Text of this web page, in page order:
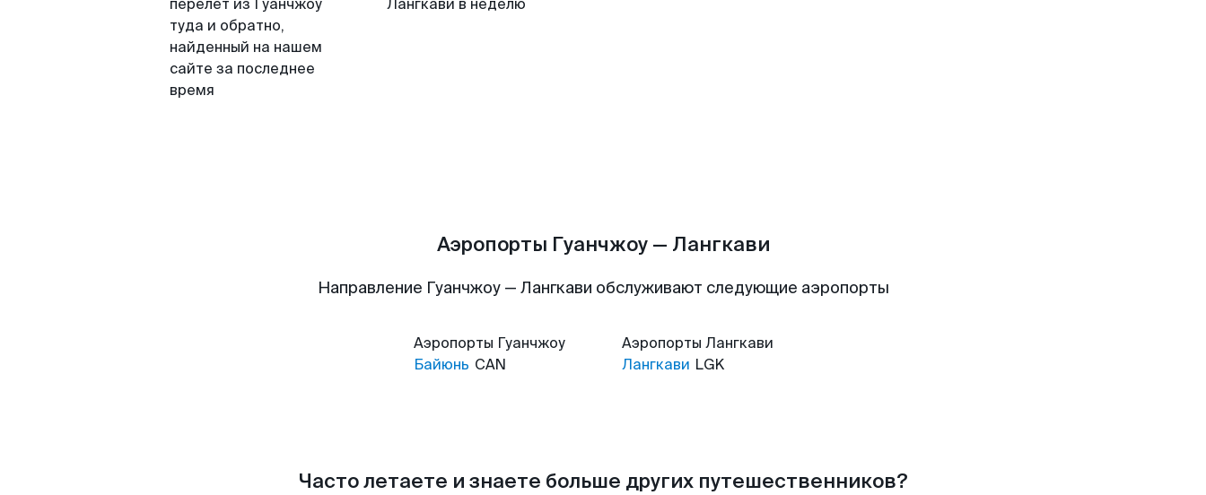
перелет из Гуанчжоу
туда и обратно,
найденный на нашем
сайте за последнее
время
Лангкави в неделю
Аэропорты Гуанчжоу — Лангкави
Направление Гуанчжоу — Лангкави обслуживают следующие аэропорты
Аэропорты Гуанчжоу
Байюнь CAN
Аэропорты Лангкави
Лангкави LGK
Часто летаете и знаете больше других путешественников?